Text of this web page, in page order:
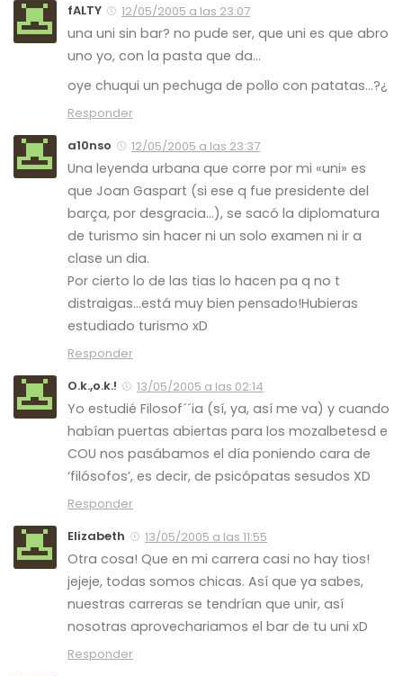
fALTY
12/05/2005 a las 23:07
una uni sin bar? no pude ser, que uni es que abro
uno yo, con la pasta que da…
oye chuqui un pechuga de pollo con patatas…?¿
Responder
a10nso
12/05/2005 a las 23:37
Una leyenda urbana que corre por mi «uni» es
que Joan Gaspart (si ese q fue presidente del
barça, por desgracia…), se sacó la diplomatura
de turismo sin hacer ni un solo examen ni ir a
clase un dia.
Por cierto lo de las tias lo hacen pa q no t
distraigas…está muy bien pensado!Hubieras
estudiado turismo xD
Responder
O.k.,o.k.!
13/05/2005 a las 02:14
Yo estudié Filosof´´ia (sí, ya, así me va) y cuando
habían puertas abiertas para los mozalbetesd e
COU nos pasábamos el día poniendo cara de
‘filósofos’, es decir, de psicópatas sesudos XD
Responder
Elizabeth
13/05/2005 a las 11:55
Otra cosa! Que en mi carrera casi no hay tios!
jejeje, todas somos chicas. Así que ya sabes,
nuestras carreras se tendrían que unir, así
nosotras aprovechariamos el bar de tu uni xD
Responder